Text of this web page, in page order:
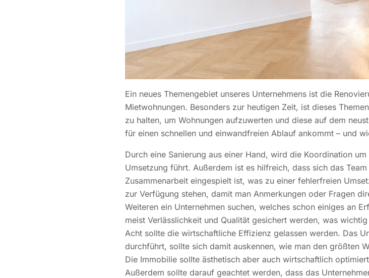
Ein neues Themengebiet unseres Unternehmens ist die
Mietwohnungen. Besonders zur heutigen Zeit, ist dieses
zu halten, um Wohnungen aufzuwerten und diese auf dem
für einen schnellen und einwandfreien Ablauf ankommt – und
Durch eine Sanierung aus einer Hand, wird die Koordination
Umsetzung führt. Außerdem ist es hilfreich, dass sich das
Zusammenarbeit eingespielt ist, was zu einer fehlerfreien
zur Verfügung stehen, damit man Anmerkungen oder Fragen
Weiteren ein Unternehmen suchen, welches schon einiges an
meist Verlässlichkeit und Qualität gesichert werden, was
Acht sollte die wirtschaftliche Effizienz gelassen werden. Das
durchführt, sollte sich damit auskennen, wie man den größten
Die Immobilie sollte ästhetisch aber auch wirtschaftlich
Außerdem sollte darauf geachtet werden, dass das